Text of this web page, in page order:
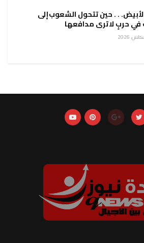
الأبيض. . . حين تتحول الشعوب إلى
في حربٍ لا ترى مدافعها